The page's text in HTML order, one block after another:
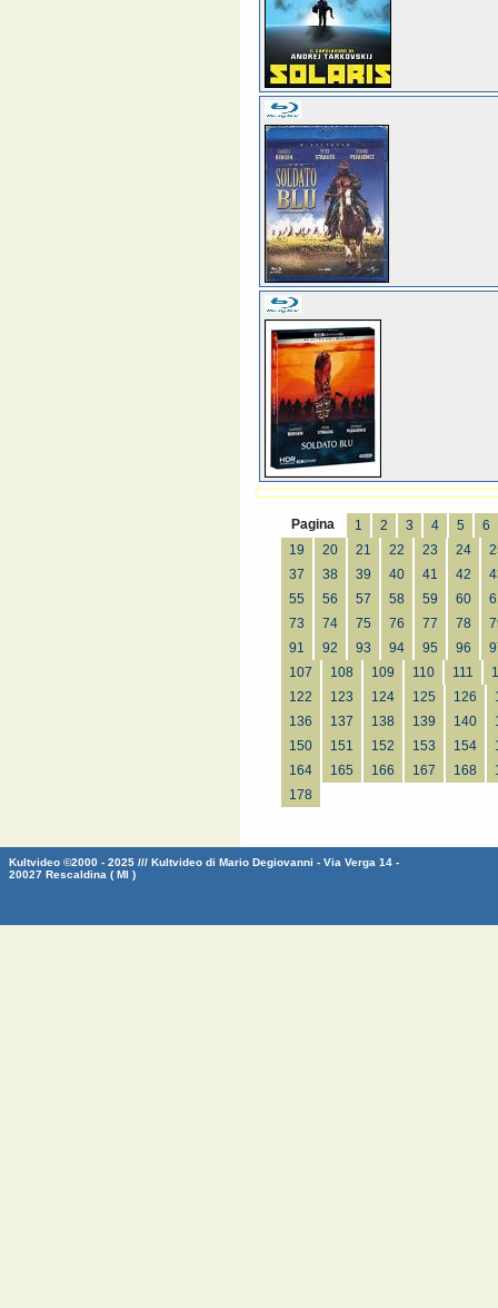
Pagina 1 2 3 4 5
6
19
20 21 22 23 24
37
38 39 40 41 42
55
56 57 58 59 60
73
74 75 76 77 78
91
92 93 94 95 96
107
108 109 110 111
122
123 124 125 126
136
137 138 139 140
150
151 152 153 154
164
165 166 167 168
178
Kultvideo ©2000 - 2025 /// Kultvideo di Mario Degiovanni - Via Verga 14 -
20027 Rescaldina ( MI )